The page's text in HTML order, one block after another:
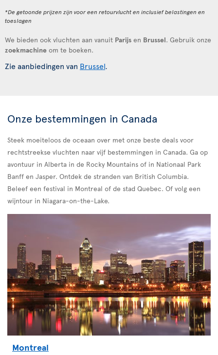
*De getoonde prijzen zijn voor een retourvlucht en inclusief belastingen en
toeslagen
We bieden ook vluchten aan vanuit Parijs en Brussel. Gebruik onze
zoekmachine om te boeken.
Zie aanbiedingen van Brussel.
Onze bestemmingen in Canada
Steek moeiteloos de oceaan over met onze beste deals voor
rechtstreekse vluchten naar vijf bestemmingen in Canada. Ga op
avontuur in Alberta in de Rocky Mountains of in Nationaal Park
Banff en Jasper. Ontdek de stranden van British Columbia.
Beleef een festival in Montreal of de stad Quebec. Of volg een
wijntour in Niagara-on-the-Lake.
Montreal